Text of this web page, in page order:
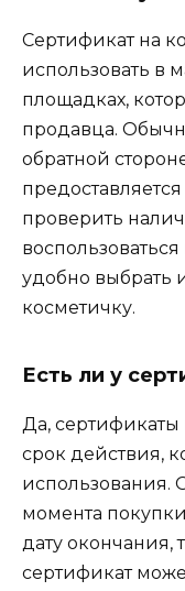
Сертификат на
использовать в
площадках,
продавца.
обратной
проверить
удобно выбрать
косметичку.
Есть ли у
Да,
срок действия,
использования.
момента
дату окончания,
сертификат